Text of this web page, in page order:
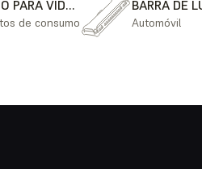
MANDO PARA VIDEOJUEGOS
de consumo Automóvil